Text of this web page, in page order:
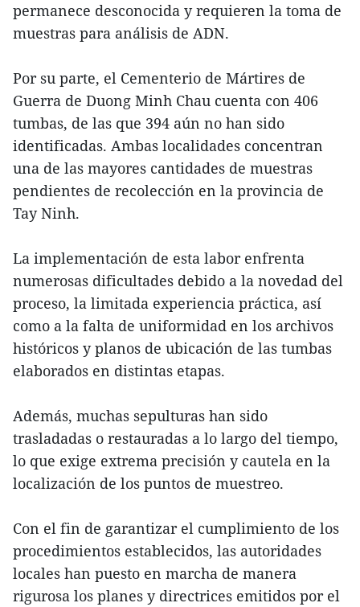
permanece desconocida y requieren la toma de
muestras para análisis de ADN.
Por su parte, el Cementerio de Mártires de
Guerra de Duong Minh Chau cuenta con 406
tumbas, de las que 394 aún no han sido
identificadas. Ambas localidades concentran
una de las mayores cantidades de muestras
pendientes de recolección en la provincia de
Tay Ninh.
La implementación de esta labor enfrenta
numerosas dificultades debido a la novedad del
proceso, la limitada experiencia práctica, así
como a la falta de uniformidad en los archivos
históricos y planos de ubicación de las tumbas
elaborados en distintas etapas.
Además, muchas sepulturas han sido
trasladadas o restauradas a lo largo del tiempo,
lo que exige extrema precisión y cautela en la
localización de los puntos de muestreo.
Con el fin de garantizar el cumplimiento de los
procedimientos establecidos, las autoridades
locales han puesto en marcha de manera
rigurosa los planes y directrices emitidos por el